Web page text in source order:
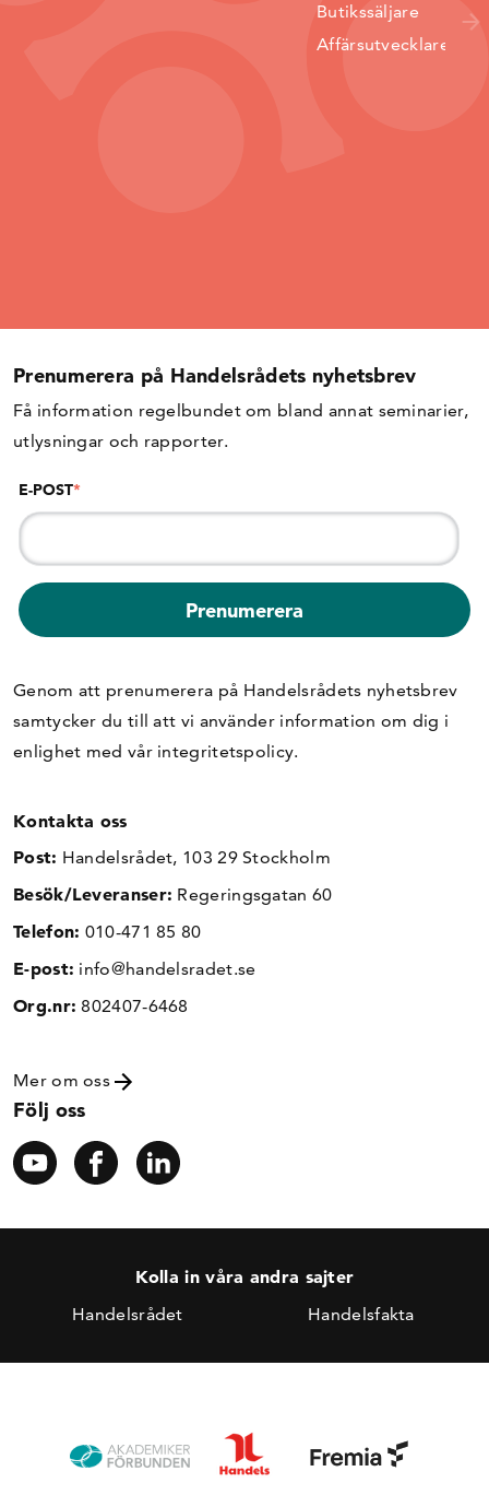
Butikssäljare
Affärsutvecklare
Prenumerera på Handelsrådets nyhetsbrev
Få information regelbundet om bland annat seminarier,
utlysningar och rapporter.
E-POST*
Genom att prenumerera på Handelsrådets nyhetsbrev
samtycker du till att vi använder information om dig i
enlighet med vår integritetspolicy.
Kontakta oss
Post: Handelsrådet, 103 29 Stockholm
Besök/Leveranser: Regeringsgatan 60
Telefon: 010-471 85 80
E-post: info@handelsradet.se
Org.nr: 802407-6468
Mer om oss
Följ oss
Kolla in våra andra sajter
Handelsrådet Handelsfakta